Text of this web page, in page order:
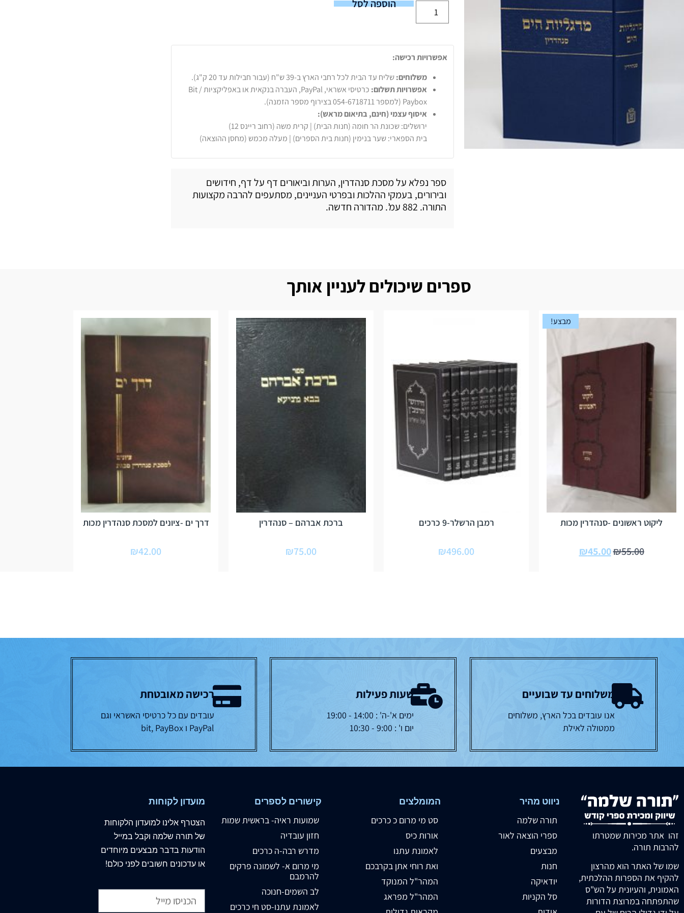
הוספה לסל
אפשרויות רכישה:
משלוחים:שליח עד הבית לכל רחבי הארץ ב-39 ש"ח (עבור חבילות עד 20 ק"ג).
אפשרויות תשלום:
כרטיסי אשראי, PayPal, העברה בנקאית או באפליקציות Bit /
Paybox (למספר 054-6718711 בצירוף מספר הזמנה).
איסוף עצמי (חינם, בתיאום מראש):
ירושלים: שכונת הר חומה (חנות הבית) | קרית משה (רחוב ריינס 12)
בית הספארי: שער בנימין (חנות בית הספרים) | מעלה מכמש (מחסן ההוצאה)
ספר נפלא על מסכת סנהדרין, הערות וביאורים דף על דף, חידושים
ובירורים, בעמקי ההלכות ובפרטי העניינים, מסתעפים להרבה מקצועות
התורה. 882 עמ’. מהדורה חדשה.
ספרים שיכולים לעניין אותך
מבצע!
ליקוט ראשונים -סנהדרין מכות
₪55.00
₪45.00
רמבן הרשלר-9 כרכים
₪496.00
ברכת אברהם – סנהדרין
₪75.00
דרך ים -ציונים למסכת סנהדרין מכות
₪42.00
משלוחים עד שבועיים
אנו עובדים בכל הארץ, משלוחים
ממטולה לאילת
שעות פעילות
ימים א'-ה' : 14:00 - 19:00
יום ו' : 9:00 - 10:30
רכישה מאובטחת
עובדים עם כל כרטיסי האשראי וגם
PayPal ו bit, PayBox
זהו אתר מכירות שמטרתו
להרבות תורה.
שמו של האתר הוא מהרצון
להקיף את הספרות ההלכתית,
האמונית, והעיונית על הש"ס
שהתפתחה במרוצת הדורות
ניווט מהיר
תורה שלמה
ספרי הוצאה לאור
מבצעים
חנות
יודאיקה
סל הקניות
המומלצים
סט מי מרום כ כרכים
אורות כיס
לאמונת עתנו
ואת רוחי אתן בקרבכם
המהר"ל המנוקד
המהר"ל מפראג
קישורים לספרים
שמועות ראיה- בראשית שמות
חזון עובדיה
מדרש רבה-ה כרכים
מי מרום א- לשמונה פרקים
להרמבם
לב השמים-חנוכה
לאמונת עתנו-סט חי כרכים
מועדון לקוחות
הצטרף אלינו למועדון הלקוחות
של תורה שלמה וקבל במייל
הודעות בדבר מבצעים מיוחדים
או עדכונים חשובים לפני כולם!